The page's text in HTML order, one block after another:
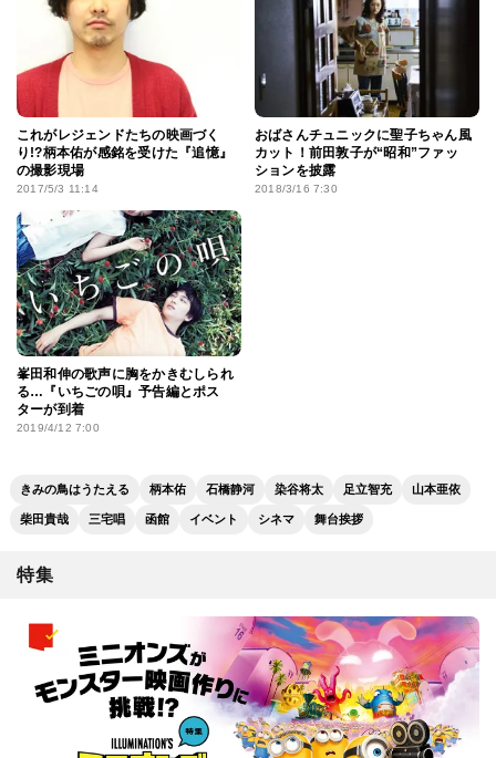
これがレジェンドたちの映画づく
り!?柄本佑が感銘を受けた『追憶』
の撮影現場
2017/5/3 11:14
おばさんチュニックに聖子ちゃん風
カット！前田敦子が“昭和”ファッ
ションを披露
2018/3/16 7:30
峯田和伸の歌声に胸をかきむしられ
る…『いちごの唄』予告編とポス
ターが到着
2019/4/12 7:00
きみの鳥はうたえる 柄本佑 石橋静河 染谷将太 足立智充 山本亜依
柴田貴哉 三宅唱 函館 イベント シネマ 舞台挨拶
特集